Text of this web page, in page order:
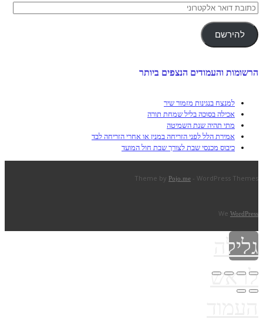
כתובת
אלקטרוני
להירשם
הרשומות והעמודים הנצפים ביותר
למנצח בנגינות מזמור שיר
אכילה בסוכה בליל שמחת תורה
מתי תהיה שנת השמיטה
אמירת הלל לפני הזריחה במנין או אחרי הזריחה לבד
כיבוס מכנסי שבת לצורך שבת חול המועד
Theme by Pojo.me - WordPress Themes
We WordPress
גלילה
לראש